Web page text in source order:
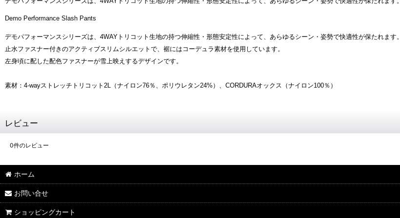
Demo Performance Slash Pants
デモパフォーマンスシリーズは、4WAYトリコット生地の持つ伸縮性・形態安定性によって、あらゆるシーン・姿勢で快適性が保たれます。
止水ファスナー付きのアクティブスリムシルエットで、裾にはコーデュラ素材を使用しています。
左身頃に配した配色ファスナーが雪上映えするデザインです。
素材：4-wayストレッチトリコット2L（ナイロン76％、ポリウレタン24%）、CORDURAオックス（ナイロン100％）
レビュー
0件のレビュー
ホーム
お問い合せ
ショッピングカート